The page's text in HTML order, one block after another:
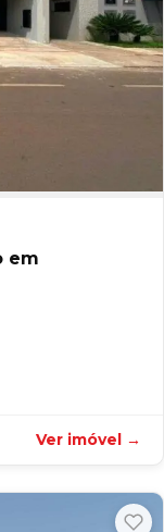
em
Ver imóvel →